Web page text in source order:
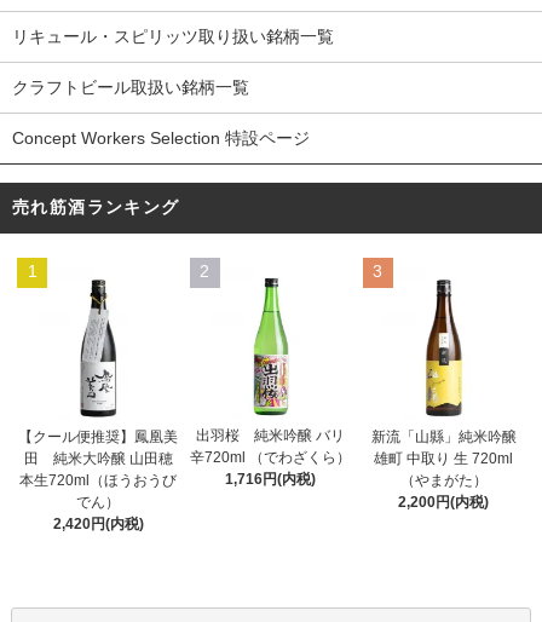
リキュール・スピリッツ取り扱い銘柄一覧
クラフトビール取扱い銘柄一覧
Concept Workers Selection 特設ページ
売れ筋酒ランキング
1
【クール便推奨】鳳凰美
田 純米大吟醸 山田穂
本生720ml（ほうおうび
でん）
2,420円(内税)
2
出羽桜 純米吟醸 バリ
辛720ml （でわざくら）
1,716円(内税)
3
新流「山縣」純米吟醸
雄町 中取り 生 720ml
（やまがた）
2,200円(内税)